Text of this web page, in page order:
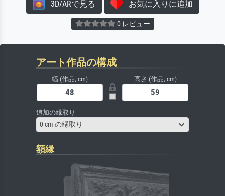
3D/ARで見る お気に入りに追加
0 レビュー
アート作品の構成
幅 (作品, cm) 高さ (作品, cm)
追加の縁取り
0 cm の縁取り
額縁